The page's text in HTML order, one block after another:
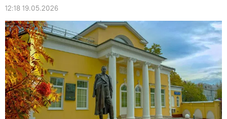
12:18 19.05.2026